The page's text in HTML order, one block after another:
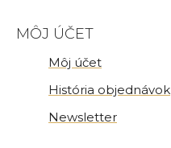
MÔJ ÚČET
Môj účet
História objednávok
Newsletter